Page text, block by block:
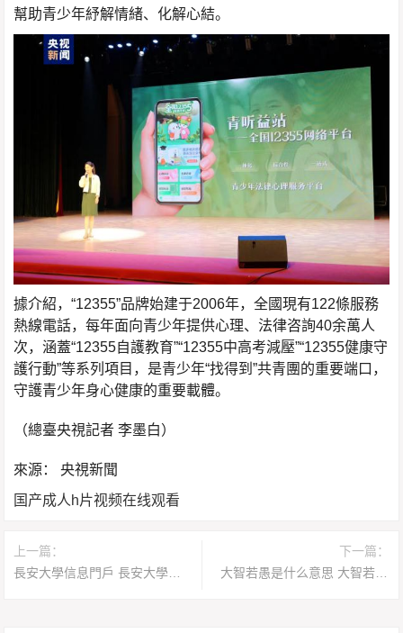
幫助青少年紓解情緒、化解心結。
據介紹，“12355”品牌始建于2006年，全國現有122條服務
熱線電話，每年面向青少年提供心理、法律咨詢40余萬人
次，涵蓋“12355自護教育”“12355中高考減壓”“12355健康守
護行動”等系列項目，是青少年“找得到”共青團的重要端口，
守護青少年身心健康的重要載體。
（總臺央視記者 李墨白）
來源： 央視新聞
国产成人h片视频在线观看
上一篇：
下一篇：
大智若愚是什么意思 大智若愚的三種人